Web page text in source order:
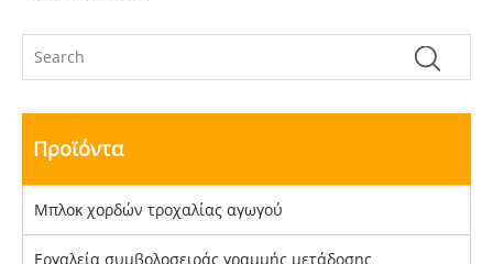
Προϊόντα
Μπλοκ χορδών τροχαλίας αγωγού
Εργαλεία συμβολοσειράς γραμμής μετάδοσης